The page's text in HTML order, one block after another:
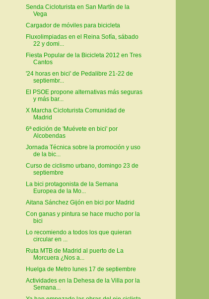
Senda Cicloturista en San Martín de la
Vega
Cargador de móviles para bicicleta
Fluxolimpiadas en el Reina Sofía, sábado
22 y domi...
Fiesta Popular de la Bicicleta 2012 en Tres
Cantos
'24 horas en bici' de Pedalibre 21-22 de
septiembr...
El PSOE propone alternativas más seguras
y más bar...
X Marcha Cicloturista Comunidad de
Madrid
6ª edición de 'Muévete en bici' por
Alcobendas
Jornada Técnica sobre la promoción y uso
de la bic...
Curso de ciclismo urbano, domingo 23 de
septiembre
La bici protagonista de la Semana
Europea de la Mo...
Aitana Sánchez Gijón en bici por Madrid
Con ganas y pintura se hace mucho por la
bici
Lo recomiendo a todos los que quieran
circular en ...
Ruta MTB de Madrid al puerto de La
Morcuera ¿Nos a...
Huelga de Metro lunes 17 de septiembre
Actividades en la Dehesa de la Villa por la
Semana...